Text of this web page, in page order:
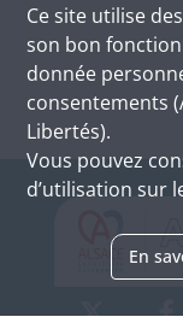
Ce site utilise des
son bon
donnée
consentements
Libertés).
Vous pouvez
d’utilisation sur
En